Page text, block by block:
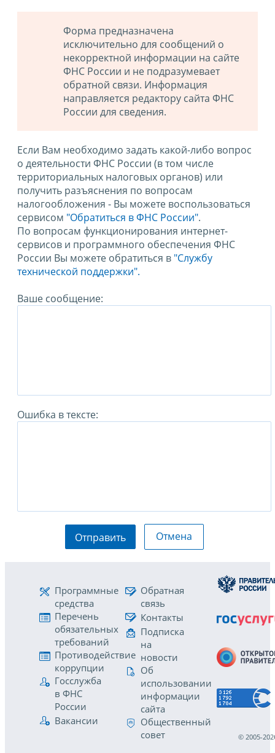
Форма предназначена
исключительно для сообщений о
некорректной информации на сайте
ФНС России и не подразумевает
обратной связи. Информация
направляется редактору сайта ФНС
России для сведения.
Если Вам необходимо задать какой-либо вопрос
о деятельности ФНС России (в том числе
территориальных налоговых органов) или
получить разъяснения по вопросам
налогообложения - Вы можете воспользоваться
сервисом "Обратиться в ФНС России".
По вопросам функционирования интернет-
сервисов и программного обеспечения ФНС
России Вы можете обратиться в "Службу
технической поддержки".
Ваше сообщение:
Ошибка в тексте:
Отправить Отмена
Программные
средства
Перечень
обязательных
требований
Противодействие
коррупции
Госслужба
в ФНС
России
Вакансии
Обратная
связь
Контакты
Подписка
на
новости
Об
использовании
информации
сайта
Общественный
совет
© 2005-